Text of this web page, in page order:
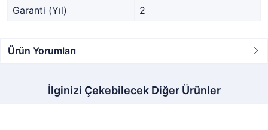
Garanti (Yıl)
2
Ürün Yorumları
İlginizi Çekebilecek Diğer Ürünler